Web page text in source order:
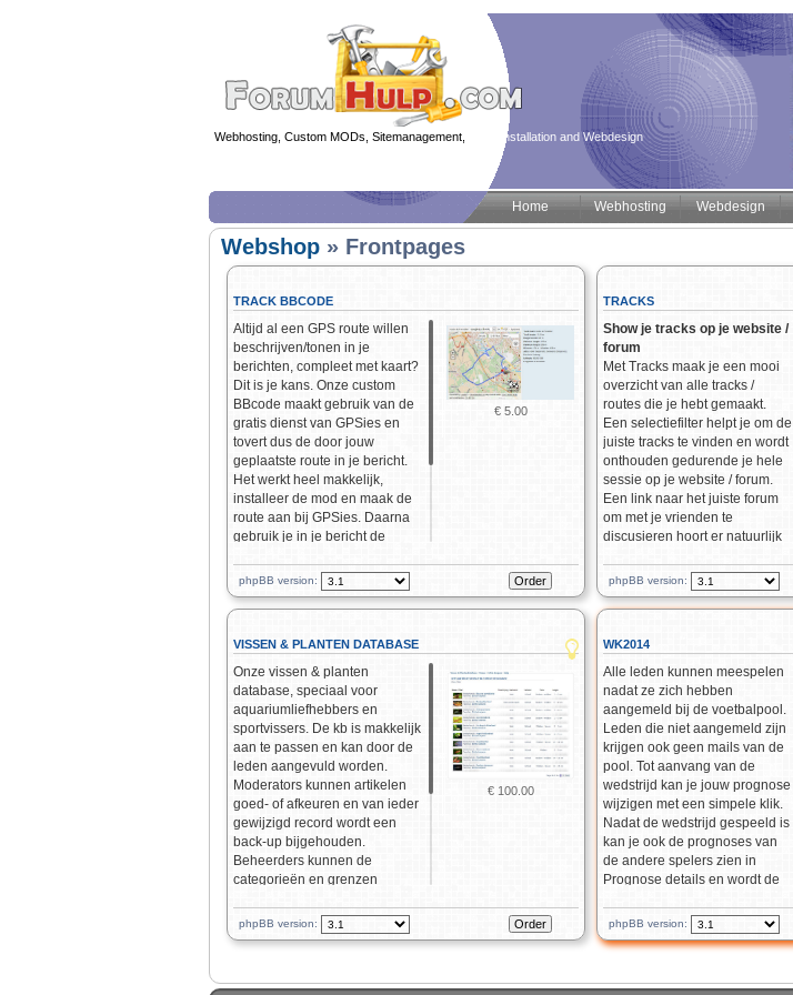
Webhosting, Custom MODs, Sitemanagement, MOD installation and Webdesign
Home Webhosting Webdesign
Webshop » Frontpages
TRACK BBCODE
Altijd al een GPS route willen
beschrijven/tonen in je
berichten, compleet met kaart?
Dit is je kans. Onze custom
BBcode maakt gebruik van de
gratis dienst van GPSies en
tovert dus de door jouw
geplaatste route in je bericht.
Het werkt heel makkelijk,
installeer de mod en maak de
route aan bij GPSies. Daarna
gebruik je in je bericht de
[gpsies=file_id]Jouw
routetitel[/gpsies]. De route
wordt dan compleet in je
weergeven.
€ 5.00
phpBB version:
TRACKS
Show je tracks op je website /
forum
Met Tracks maak je een mooi
overzicht van alle tracks /
routes die je hebt gemaakt.
Een selectiefilter helpt je om de
juiste tracks te vinden en wordt
onthouden gedurende je hele
sessie op je website / forum.
Een link naar het juiste forum
om met je vrienden te
discusieren hoort er natuurlijk
codeeen ideale combinatie.
Tracks maakt gebruik van je
account op GPSIES en slaat de
tabel. Een beschrijving van de
track kan je natuurlijk
bijvoegen. De lengte en
hoogtedata zijn meteen
beschikbaar in je overzicht, ook
als GPSIES er eens uitligt.
phpBB version:
VISSEN & PLANTEN DATABASE
Onze vissen & planten
database, speciaal voor
aquariumliefhebbers en
sportvissers. De kb is makkelijk
aan te passen en kan door de
leden aangevuld worden.
Moderators kunnen artikelen
goed- of afkeuren en van ieder
gewijzigd record wordt een
back-up bijgehouden.
Beheerders kunnen de
categorieën en grenzen
onderverdeeld in vissen,
planten, overige bewoners en
€ 100.00
phpBB version:
WK2014
Alle leden kunnen meespelen
nadat ze zich hebben
aangemeld bij de voetbalpool.
Leden die niet aangemeld zijn
krijgen ook geen mails van de
pool. Tot aanvang van de
wedstrijd kan je jouw prognose
wijzigen met een simpele klik.
Nadat de wedstrijd gespeeld is
kan je ook de prognoses van
de andere spelers zien in
Prognose details en wordt de
het speelveld. Heb je de juiste
uitslag verdien je drie punten,
phpBB version: